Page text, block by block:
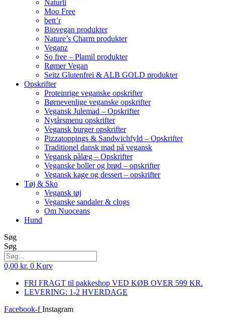
Naturli
Moo Free
bett’r
Biovegan produkter
Nature’s Charm produkter
Veganz
So free – Plamil produkter
Rømer Vegan
Seitz Glutenfrei & ALB GOLD produkter
Opskrifter
Proteinrige veganske opskrifter
Børnevenlige veganske opskrifter
Vegansk Julemad – Opskrifter
Nytårsmenu opskrifter
Vegansk burger opskrifter
Pizzatoppings & Sandwichfyld – Opskrifter
Traditionel dansk mad på vegansk
Vegansk pålæg – Opskrifter
Veganske boller og brød – opskrifter
Vegansk kage og dessert – opskrifter
Tøj & Sko
Vegansk tøj
Veganske sandaler & clogs
Om Nuoceans
Hund
Søg
Søg
0,00 kr. 0 Kurv
FRI FRAGT til pakkeshop VED KØB OVER 599 KR.
LEVERING: 1-2 HVERDAGE
Facebook-f Instagram